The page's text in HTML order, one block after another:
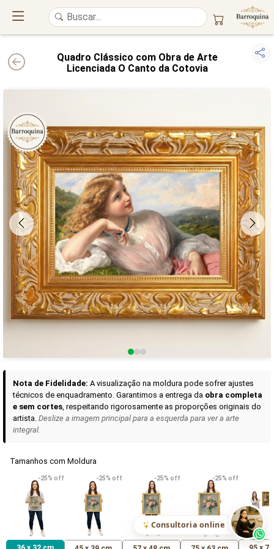
UM ATELIÊ 100% FINE ART
Trazemos a imponência dasmaiores obras de arte do mundo
para o
alto padrão da sua casa. Nosso acervo reúne a genialidade de
grandes
pintores renomados, resgatandoartes reais e o requinte inconfundível
das obras doséculo XIX. Produção artesanal emCanvas 100% Algodão,
molduras emMadeira Maciçae impressão comPigmentação Mineral .
QUALIDADE DE MUSEU GARANTIA ETERNA
Curadoria das Campanhas
A seleção de obras-primas apresentadas em nossos vídeos nas redes
VER DETALHES
Madona de Loreto
R$ 538,42
VER DETALHES
Narciso- caravaggio
R$ 365,92
VER
Maria
uma Rosa
R$ 365,92
Consultoria online
Quadro Clássico com Obra de Arte
Licenciada O Canto da Cotovia
Nota de Fidelidade: A visualização na moldura pode sofrer ajustes
técnicos de enquadramento. Garantimos a entrega da obra completa
e sem cortes, respeitando rigorosamente as proporções originais do
artista. Deslize a imagem principal para a esquerda para ver a arte
integral.
Tamanhos com Moldura
-25% off -25% off -25% off -25% off